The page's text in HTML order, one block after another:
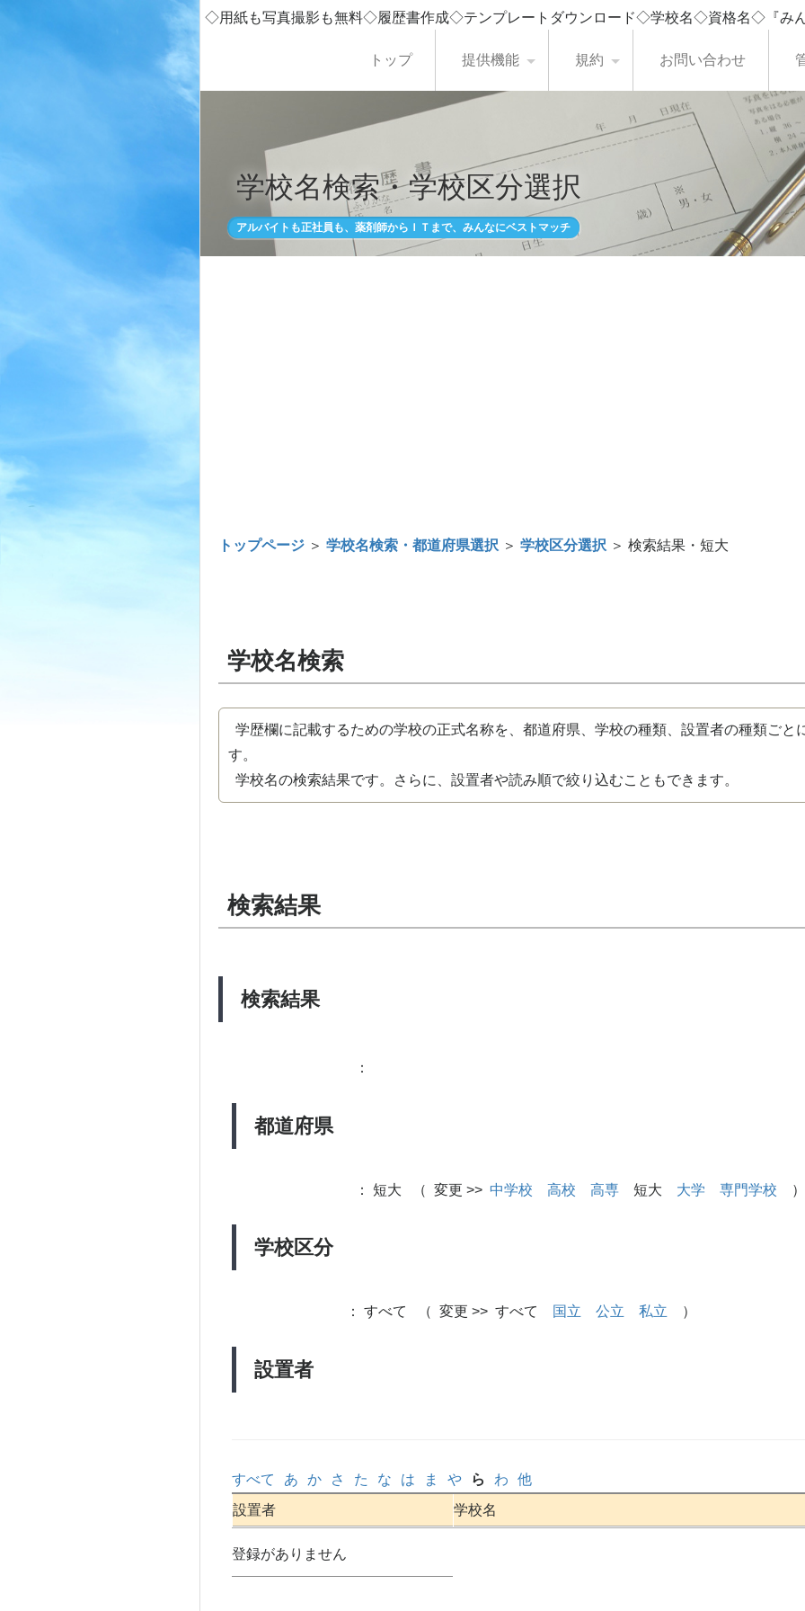
◇用紙も写真撮影も無料◇履歴書作成◇テンプレートダウンロード◇学校名◇資格名◇『み
トップ 提供機能 規約 お問い合わせ
学校名検索・学校区分選択
アルバイトも正社員も、薬剤師からＩＴまで、みんなにベストマッチ
トップページ ＞ 学校名検索・都道府県選択 ＞ 学校区分選択 ＞ 検索結果・短大
学校名検索
学歴欄に記載するための学校の正式名称を、都道府県、学校の種類、設置者の種類ごと
す。
学校名の検索結果です。さらに、設置者や読み順で絞り込むこともできます。
検索結果
検索結果
都道府県
：
学校区分
： 短大 （ 変更 >> 中学校 高校 高専 短大 大学 専門学校 ）
設置者
： すべて （ 変更 >> すべて 国立 公立 私立 ）
すべて あ か さ た な は ま や ら わ
他
設置者
学校名
登録がありません